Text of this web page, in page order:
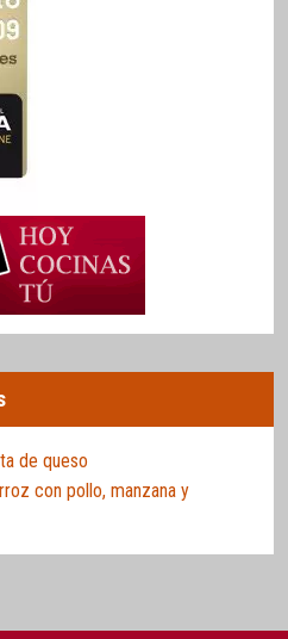
de queso
con pollo, manzana y